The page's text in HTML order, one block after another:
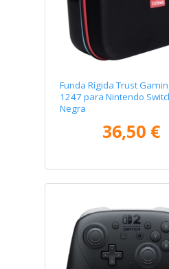
Funda Rígida Trust
1247 para Nintendo
Negra
36,50 €